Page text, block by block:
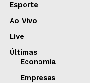
Esporte
Ao Vivo
Live
Últimas
Economia
Empresas